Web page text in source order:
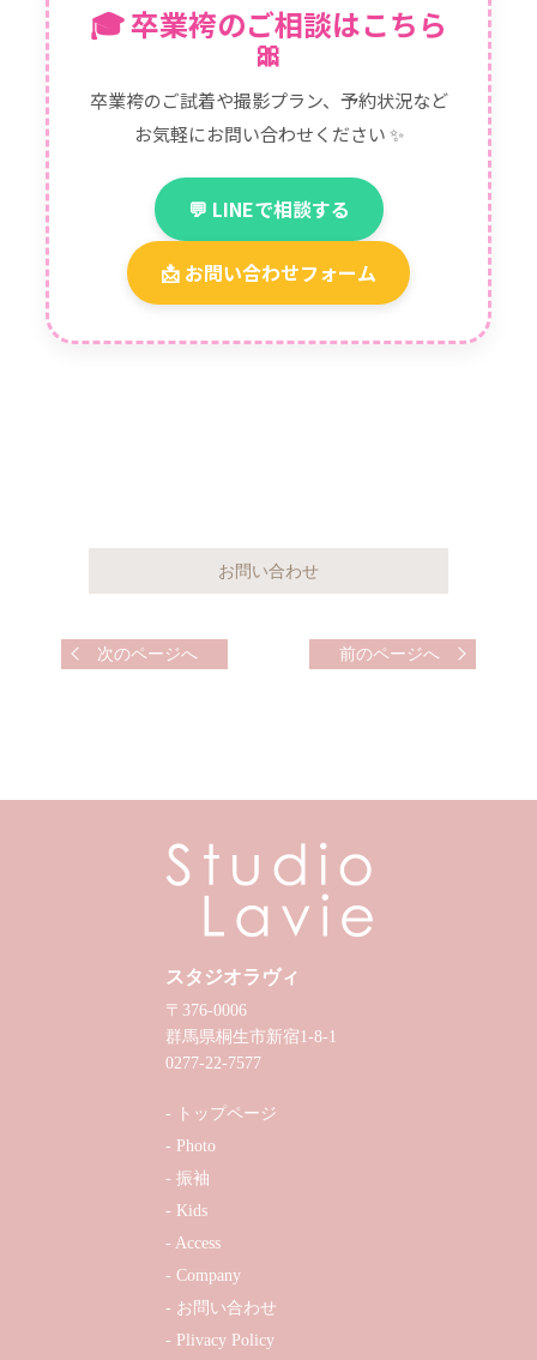
🎓 卒業袴のご相談はこちら
🎀
卒業袴のご試着や撮影プラン、予約状況など
お気軽にお問い合わせください ✨
💬 LINEで相談する
📩 お問い合わせフォーム
次のページへ 前のページへ
スタジオラヴィ
〒376-0006
群馬県桐生市新宿1-8-1
0277-22-7577
トップページ
Photo
振袖
Kids
Access
Company
お問い合わせ
Plivacy Policy